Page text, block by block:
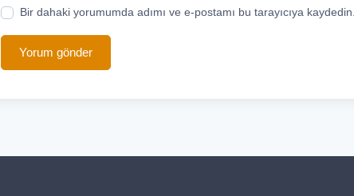
Bir dahaki yorumumda adımı ve e-postamı bu tarayıcıya
Yorum gönder